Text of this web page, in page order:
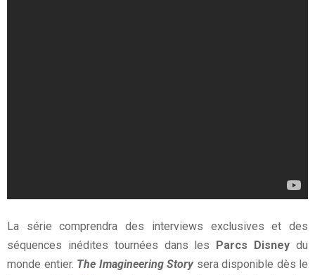
La série comprendra des interviews exclusives et des
séquences inédites tournées dans les Parcs Disney du
monde entier. The Imagineering Storysera disponible dès le